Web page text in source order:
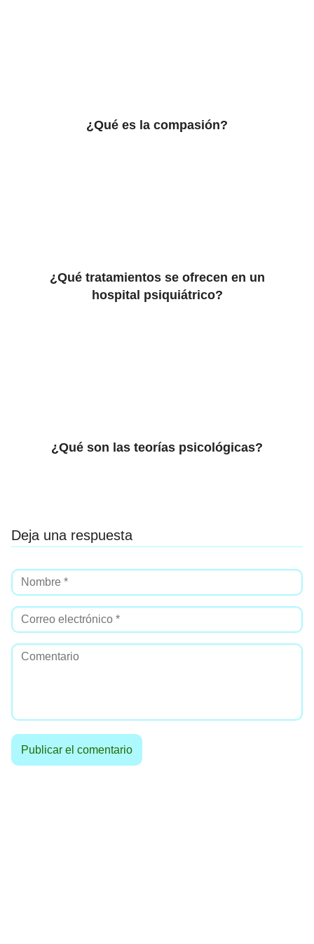
¿Qué es la compasión?
¿Qué tratamientos se ofrecen en un
hospital psiquiátrico?
¿Qué son las teorías psicológicas?
Deja una respuesta